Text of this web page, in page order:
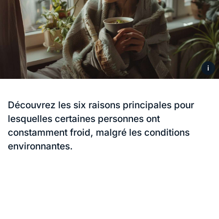
i
Découvrez les six raisons principales pour
lesquelles certaines personnes ont
constamment froid, malgré les conditions
environnantes.